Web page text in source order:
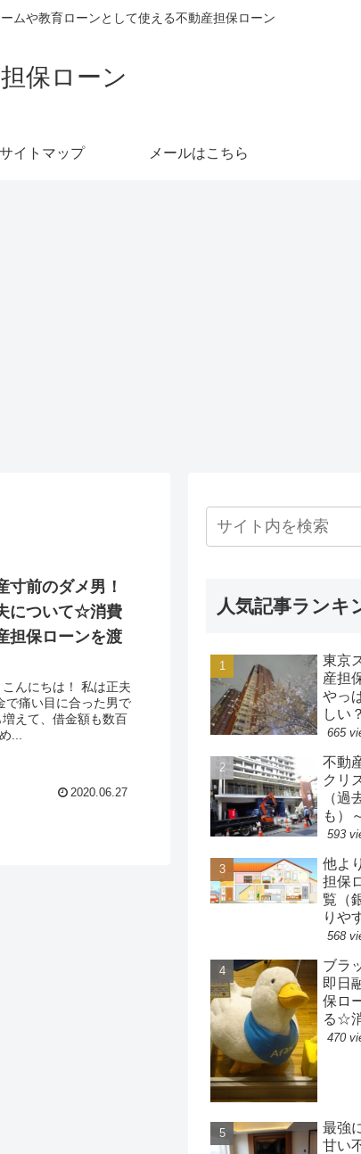
ムや教育ローンとして使える不動産担保ローン
保ローン
サイトマップ メールはこちら
寸前のダメ男！
について☆消費
担保ローンを渡
んにちは！ 私は正夫
で痛い目に合った男で
えて、借金額も数百
...
2020.06.27
人気記事ランキ
東京
産担
やっ
しい
りる
665
不動
クリ
（過
も）
理歴
593
他よ
担保
覧（
りや
568
ブラ
即日
保ロ
る☆
ーン
470
最強
甘い